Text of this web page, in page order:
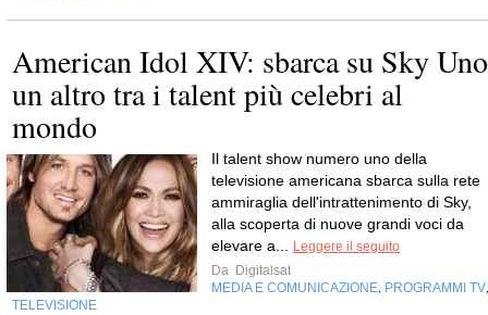
American Idol XIV: sbarca su Sky Uno
un altro tra i talent più celebri al
mondo
Il talent show numero uno della
televisione americana sbarca sulla rete
ammiraglia dell'intrattenimento di Sky,
alla scoperta di nuove grandi voci da
elevare a... Leggere il seguito
Da Digitalsat
MEDIA E COMUNICAZIONE, PROGRAMMI TV,
TELEVISIONE